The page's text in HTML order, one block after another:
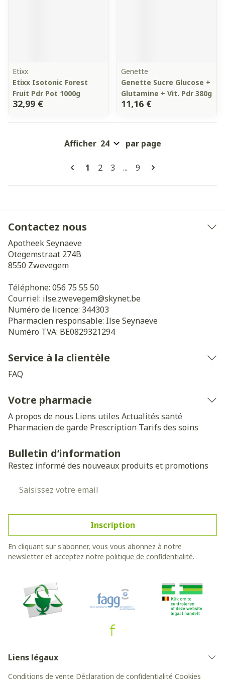
Etixx
Etixx Isotonic Forest
Fruit Pdr Pot 1000g
32,99 €
Genette
Genette Sucre Glucose +
Glutamine + Vit. Pdr 380g
11,16 €
Pages
Vous lisez actuellement la page
1 Page
2 Page
3 ... Page
9
Afficher par page
Contactez nous
Apotheek Seynaeve
Otegemstraat 274B
8550 Zwevegem
Téléphone: 056 75 55 50
Courriel: ilse.zwevegem@skynet.be
Numéro de licence: 344303
Pharmacien responsable: Ilse Seynaeve
Numéro TVA: BE0829321294
Service à la clientèle
FAQ
Votre pharmacie
A propos de nous Liens utiles Actualités santé
Pharmacien de garde Prescription Tarifs des soins
Bulletin d’information
Restez informé des nouveaux produits et promotions
Inscription
En cliquant sur s'abonner, vous vous abonnez à notre
newsletter et acceptez notre politique de confidentialité.
Liens légaux
Conditions de vente Déclaration de confidentialité Cookies